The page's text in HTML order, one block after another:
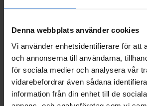
Denna webbplats använder cookies
Vi använder enhetsidentifierare för att
och annonserna till användarna,
för sociala medier och analysera vår
vidarebefordrar även sådana
information från din enhet till de
färdigmonterat. Tillsammans med
profil och produktens något vitare kulör,
fräsch och ren design. En komplett
synliga, svårputsade rördetaljer eller
mellanrum. Bara en skönt värmande
Packat och klart!
Populära produkter